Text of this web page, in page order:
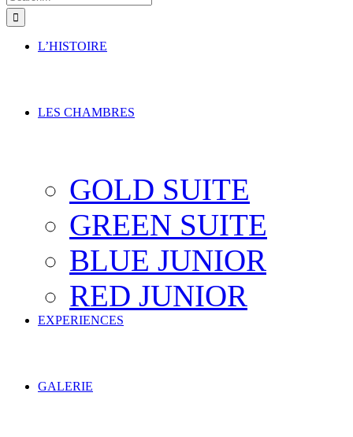
L’HISTOIRE
LES CHAMBRES
GOLD SUITE
GREEN SUITE
BLUE JUNIOR
RED JUNIOR
EXPERIENCES
GALERIE